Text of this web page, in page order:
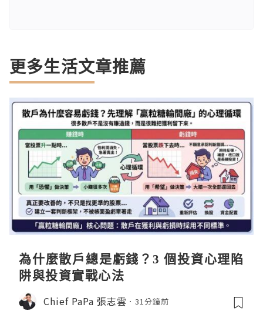
更多生活文章推薦
為什麼散戶總是虧錢？3 個投資心理陷
阱與投資實戰心法
Chief PaPa 張志雲 31分鐘前